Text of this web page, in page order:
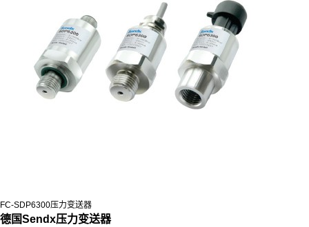
FC-SDP6300压力变送器
德国Sendx压力变送器